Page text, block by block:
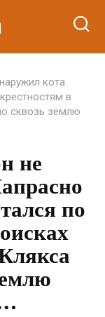
кота.
в
сквозь землю
не
по